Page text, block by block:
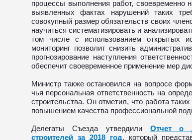
процессы выполнения работ, своевременно
выявленных фактах нарушений таких
совокупный размер обязательств своих
научиться систематизировать и
том числе с использованием открытых
мониторинг позволит снизить
прогнозирование наступления
обеспечит своевременное применение мер
Министр также остановился на вопросе
чья персональная ответственность на
строительства. Он отметил, что работа
повышением качества профессиональной
Делегаты Съезда утвердили Отчет о
строителей за 2018 год, который